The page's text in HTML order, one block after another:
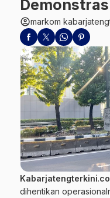
account_circlemarkom
Kabarjatengterkini.
dihentikan